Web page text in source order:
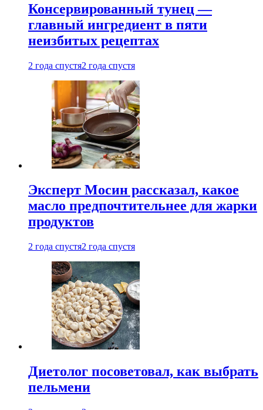
Консервированный тунец —
главный ингредиент в пяти
неизбитых рецептах
2 года спустя2 года спустя
Эксперт Мосин рассказал, какое
масло предпочтительнее для жарки
продуктов
2 года спустя2 года спустя
Диетолог посоветовал, как выбрать
пельмени